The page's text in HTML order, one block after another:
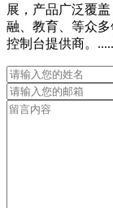
展，产品广泛覆
融、教育、等众
控制台提供商。